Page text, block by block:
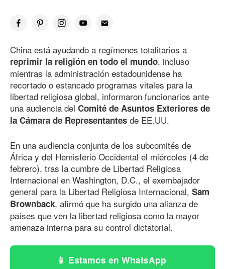
China está ayudando a regímenes totalitarios a
reprimir la religión en todo el mundo, incluso
mientras la administración estadounidense ha
recortado o estancado programas vitales para la
libertad religiosa global, informaron funcionarios ante
una audiencia del Comité de Asuntos Exteriores de
la Cámara de Representantes de EE.UU.
En una audiencia conjunta de los subcomités de
África y del Hemisferio Occidental el miércoles (4 de
febrero), tras la cumbre de Libertad Religiosa
Internacional en Washington, D.C., el exembajador
general para la Libertad Religiosa Internacional, Sam
Brownback, afirmó que ha surgido una alianza de
países que ven la libertad religiosa como la mayor
amenaza interna para su control dictatorial.
Estamos en WhatsApp